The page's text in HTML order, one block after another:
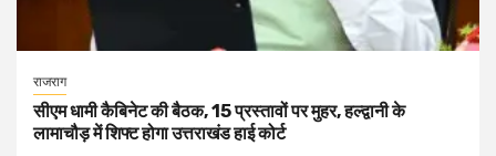
राजराग
सीएम धामी कैबिनेट की बैठक, 15 प्रस्तावों पर मुहर, हल्द्वानी के
लामाचौड़ में शिफ्ट होगा उत्तराखंड हाई कोर्ट